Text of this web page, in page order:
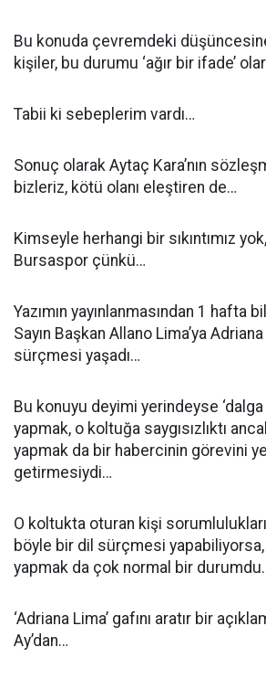
Bu konuda çevremdeki
kişiler, bu durumu ‘ağır bir ifade’
Tabii ki sebeplerim vardı…
Sonuç olarak Aytaç Kara’nın
bizleriz, kötü olanı eleştiren de…
Kimseyle herhangi bir sıkıntımız
Bursaspor çünkü…
Yazımın yayınlanmasından 1 hafta
Sayın Başkan Allano Lima’ya
sürçmesi yaşadı…
Bu konuyu deyimi yerindeyse
yapmak, o koltuğa saygısızlıktı
yapmak da bir habercinin görevini
getirmesiydi…
O koltukta oturan kişi
böyle bir dil sürçmesi
yapmak da çok normal bir
‘Adriana Lima’ gafını aratır bir
Ay’dan…